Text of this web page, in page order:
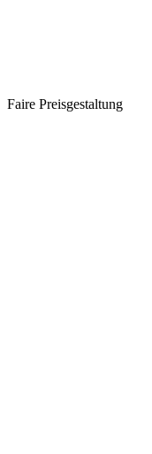
Faire Preisgestaltung